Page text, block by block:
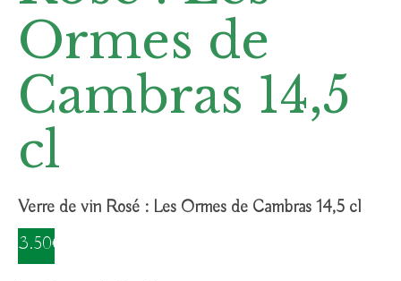
Ormes de
Cambras 14,5
cl
Verre de vin Rosé : Les Ormes de Cambras 14,5 cl
3.50€